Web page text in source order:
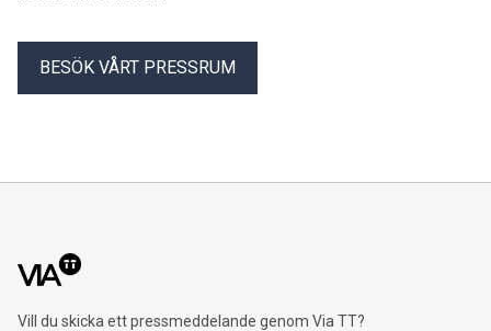
BESÖK VÅRT PRESSRUM
Vill du skicka ett pressmeddelande genom Via TT?